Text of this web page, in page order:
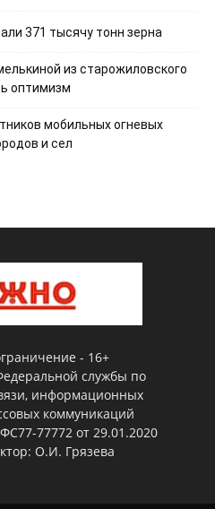
371 тысячу тонн зерна
из старожиловского
оптимизм
мобильных огневых
и сел
- 16+
службы по
информационных
коммуникаций
77772 от 29.01.2020
О.И. Грязева